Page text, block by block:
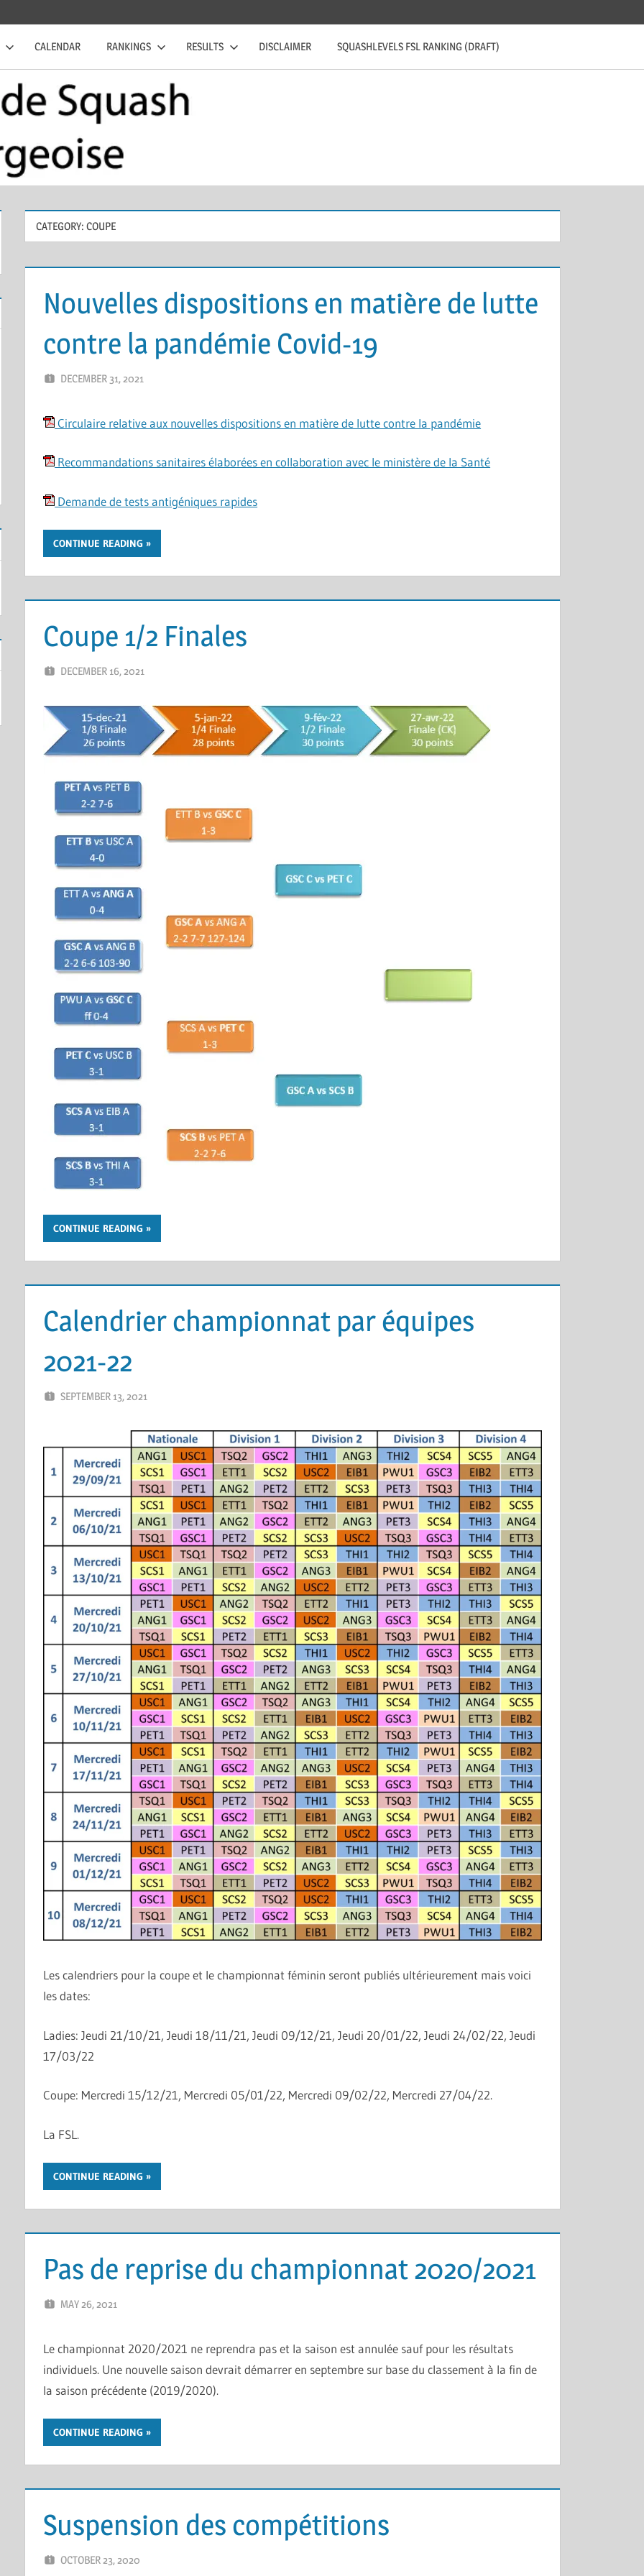
CALENDAR RANKINGS RESULTS DISCLAIMER SQUASHLEVELS FSL RANKING (DRAFT)
CATEGORY: COUPE
Nouvelles dispositions en matière de lutte
contre la pandémie Covid-19
DECEMBER 31, 2021
Circulaire relative aux nouvelles dispositions en matière de lutte contre la pandémie
Recommandations sanitaires élaborées en collaboration avec le ministère de la Santé
Demande de tests antigéniques rapides
CONTINUE READING
Coupe 1/2 Finales
DECEMBER 16, 2021
CONTINUE READING
Calendrier championnat par équipes
2021-22
SEPTEMBER 13, 2021
Les calendriers pour la coupe et le championnat féminin seront publiés ultérieurement mais voici
les dates:
Ladies: Jeudi 21/10/21, Jeudi 18/11/21, Jeudi 09/12/21, Jeudi 20/01/22, Jeudi 24/02/22, Jeudi
17/03/22
Coupe: Mercredi 15/12/21, Mercredi 05/01/22, Mercredi 09/02/22, Mercredi 27/04/22.
La FSL.
CONTINUE READING
Pas de reprise du championnat 2020/2021
MAY 26, 2021
Le championnat 2020/2021 ne reprendra pas et la saison est annulée sauf pour les résultats
individuels. Une nouvelle saison devrait démarrer en septembre sur base du classement à la fin de
la saison précédente (2019/2020).
CONTINUE READING
Suspension des compétitions
OCTOBER 23, 2020